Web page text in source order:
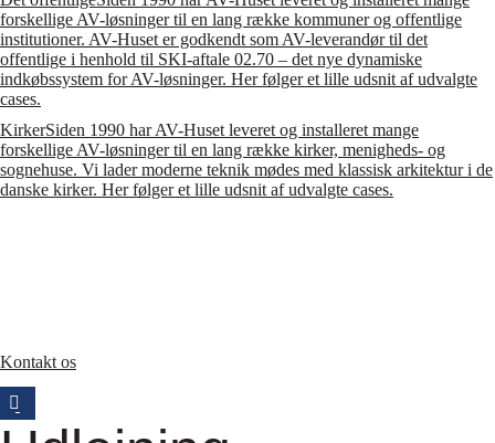
forskellige AV-løsninger til en lang række kommuner og offentlige
institutioner. AV-Huset er godkendt som AV-leverandør til det
offentlige i henhold til SKI-aftale 02.70 – det nye dynamiske
indkøbssystem for AV-løsninger. Her følger et lille udsnit af udvalgte
cases.
KirkerSiden 1990 har AV-Huset leveret og installeret mange
forskellige AV-løsninger til en lang række kirker, menigheds- og
sognehuse. Vi lader moderne teknik mødes med klassisk arkitektur i de
danske kirker. Her følger et lille udsnit af udvalgte cases.
Kontakt os